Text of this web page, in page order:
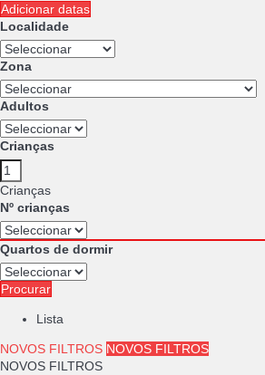
Adicionar datas
Localidade
Zona
Adultos
Crianças
Crianças
Nº crianças
Quartos de dormir
Procurar
Lista
NOVOS FILTROS NOVOS FILTROS
NOVOS FILTROS